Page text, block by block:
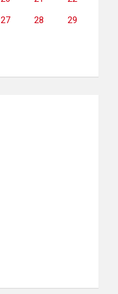
27 28
29